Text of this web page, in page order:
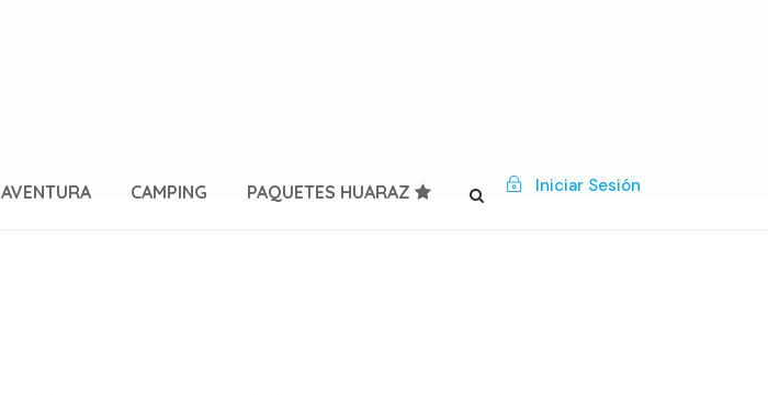
AVENTURA CAMPING PAQUETES HUARAZ Iniciar Sesión